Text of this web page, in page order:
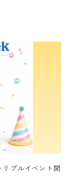
プルイベント開